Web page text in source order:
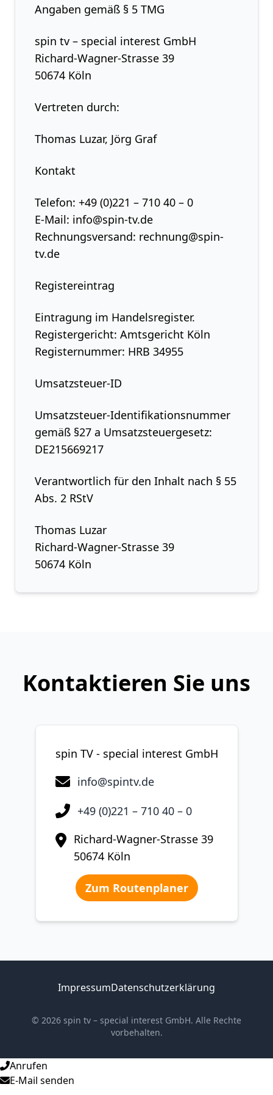
Angaben gemäß § 5 TMG
spin tv – special interest GmbH
Richard-Wagner-Strasse 39
50674 Köln
Vertreten durch:
Thomas Luzar, Jörg Graf
Kontakt
Telefon: +49 (0)221 – 710 40 – 0
E-Mail: info@spin-tv.de
Rechnungsversand: rechnung@spin-
tv.de
Registereintrag
Eintragung im Handelsregister.
Registergericht: Amtsgericht Köln
Registernummer: HRB 34955
Umsatzsteuer-ID
Umsatzsteuer-Identifikationsnummer
gemäß §27 a Umsatzsteuergesetz:
DE215669217
Verantwortlich für den Inhalt nach § 55
Abs. 2 RStV
Thomas Luzar
Richard-Wagner-Strasse 39
50674 Köln
Kontaktieren Sie uns
spin TV - special interest GmbH
info@spintv.de
+49 (0)221 – 710 40 – 0
Richard-Wagner-Strasse 39
50674 Köln
Zum Routenplaner
ImpressumDatenschutzerklärung
© 2026 spin tv – special interest GmbH. Alle Rechte
vorbehalten.
Anrufen
E-Mail senden